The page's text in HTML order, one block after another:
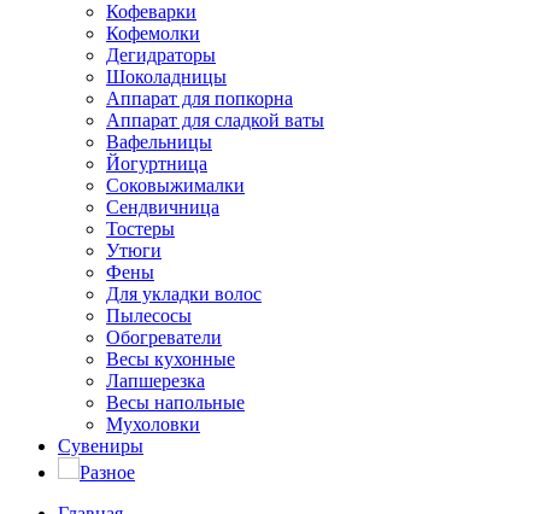
Кофеварки
Кофемолки
Дегидраторы
Шоколадницы
Аппарат для попкорна
Аппарат для сладкой ваты
Вафельницы
Йогуртница
Соковыжималки
Сендвичница
Тостеры
Утюги
Фены
Для укладки волос
Пылесосы
Обогреватели
Весы кухонные
Лапшерезка
Весы напольные
Мухоловки
Сувениры
Разное